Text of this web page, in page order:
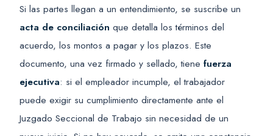
Si las partes llegan a un entendimiento, se suscribe un
acta de conciliación que detalla los términos del
acuerdo, los montos a pagar y los plazos. Este
documento, una vez firmado y sellado, tiene fuerza
ejecutiva: si el empleador incumple, el trabajador
puede exigir su cumplimiento directamente ante el
Juzgado Seccional de Trabajo sin necesidad de un